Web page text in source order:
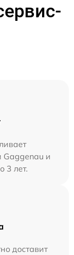
Gaggenau и
3 лет.
доставит